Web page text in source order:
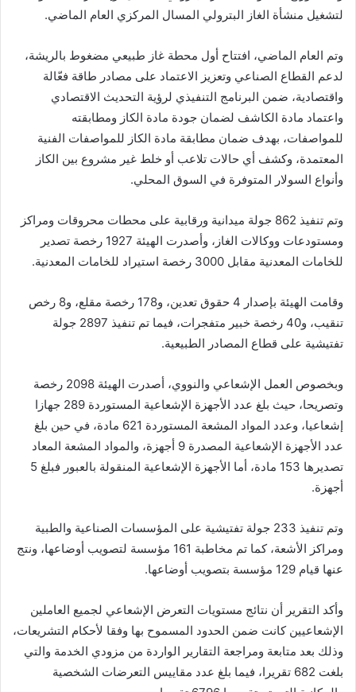
لتشغيل منشأة الغاز البترولي المسال المركزي العام الماضي.
وتم العام الماضي، افتتاح أول محطة غاز طبيعي مضغوط بالريشة،
لدعم القطاع الصناعي وتعزيز الاعتماد على مصادر طاقة فعّالة
واقتصادية، ضمن البرنامج التنفيذي لرؤية التحديث الاقتصادي
واعتماد مادة الكاشف لضمان جودة مادة الكاز ومطابقته
للمواصفات، بهدف ضمان مطابقة مادة الكاز للمواصفات الفنية
المعتمدة، وكشف أي حالات تلاعب أو خلط غير مشروع بين الكاز
وأنواع السولار المتوفرة في السوق المحلي.
وتم تنفيذ 862 جولة ميدانية ورقابية على محطات محروقات ومراكز
ومستودعات ووكالات الغاز، وأصدرت الهيئة 1927 رخصة تصدير
للخامات المعدنية مقابل 3000 رخصة استيراد للخامات المعدنية.
وقامت الهيئة بإصدار 4 حقوق تعدين، و178 رخصة مقلع، و8 رخص
تنقيب، و40 رخصة خبير متفجرات، فيما تم تنفيذ 2897 جولة
تفتيشية على قطاع المصادر الطبيعية.
وبخصوص العمل الإشعاعي والنووي، أصدرت الهيئة 2098 رخصة
وتصريحا، حيث بلغ عدد الأجهزة الإشعاعية المستوردة 289 جهازا
إشعاعيا، وعدد المواد المشعة المستوردة 621 مادة، في حين بلغ
عدد الأجهزة الإشعاعية المصدرة 9 أجهزة، والمواد المشعة المعاد
تصديرها 153 مادة، أما الأجهزة الإشعاعية المنقولة بالعبور فبلغ 5
أجهزة.
وتم تنفيذ 233 جولة تفتيشية على المؤسسات الصناعية والطبية
ومراكز الأشعة، كما تم مخاطبة 161 مؤسسة لتصويب أوضاعها، ونتج
عنها قيام 129 مؤسسة بتصويب أوضاعها.
وأكد التقرير أن نتائج مستويات التعرض الإشعاعي لجميع العاملين
الإشعاعيين كانت ضمن الحدود المسموح بها وفقا لأحكام التشريعات،
وذلك بعد متابعة ومراجعة التقارير الواردة من مزودي الخدمة والتي
بلغت 682 تقريرا، فيما بلغ عدد مقاييس التعرضات الشخصية